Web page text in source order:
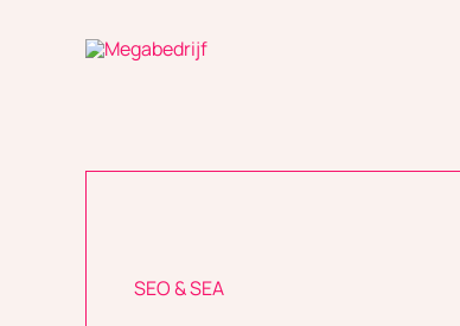
SEO & SEA